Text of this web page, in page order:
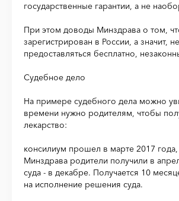
государственные гарантии, а не
При этом доводы Минздрава о том,
зарегистрирован в России, а значит,
предоставляться бесплатно,
Судебное дело
На примере судебного дела можно
времени нужно родителям, чтобы
лекарство:
консилиум прошел в марте 2017 года,
Минздрава родители получили в
суда - в декабре. Получается 10
на исполнение решения суда.